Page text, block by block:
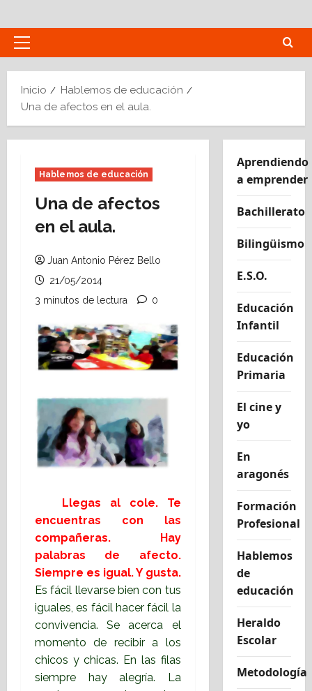
al
contenido
Menú
Inicio
Hablemos de educación
Una de afectos en el aula.
Hablemos de educación
Una de afectos
en el aula.
Juan Antonio Pérez Bello
21/05/2014
3 minutos de lectura
0
Llegas al cole. Te
encuentras con las
compañeras. Hay
palabras de afecto.
Siempre es igual. Y gusta.
Es fácil llevarse bien con tus
iguales, es fácil hacer fácil la
convivencia. Se acerca el
momento de recibir a los
chicos y chicas. En las filas
siempre hay alegría. La
Aprendiendo
a emprender
Bachillerato
Bilingüismo
E.S.O.
Educación
Infantil
Educación
Primaria
El cine y
yo
En
aragonés
Formación
Profesional
Hablemos
de
educación
Heraldo
Escolar
Metodología